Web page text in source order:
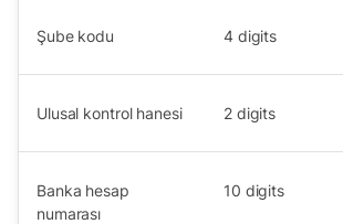
Şube kodu 4 digits
Ulusal kontrol hanesi 2 digits
Banka hesap
numarası
10 digits